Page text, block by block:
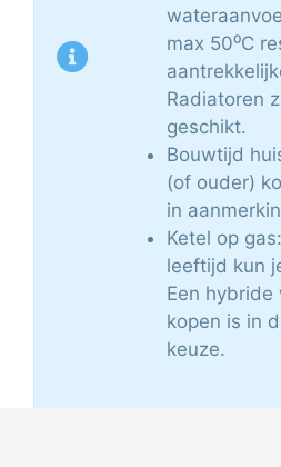
max 50⁰C
Radiatoren
geschikt.
Bouwtijd
(of ouder)
in
Ketel op
leeftijd kun
Een hybride
kopen is in
keuze.